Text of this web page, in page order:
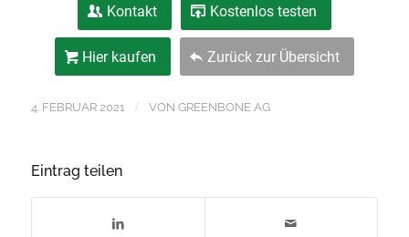
Kontakt Kostenlos testen
Hier kaufen Zurück zur Übersicht
4. FEBRUAR 2021 / VON GREENBONE AG
Eintrag teilen